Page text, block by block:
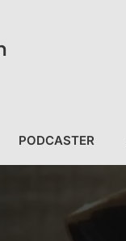
PODCASTER